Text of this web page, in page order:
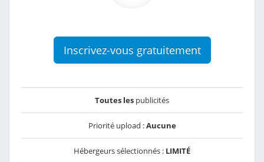
Inscrivez-vous gratuitement
Toutes les publicités
Priorité upload :Aucune
Hébergeurs sélectionnés : LIMITÉ